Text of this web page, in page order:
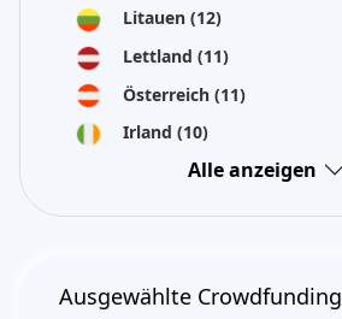
Litauen (12)
Lettland (11)
Österreich (11)
Irland (10)
Alle anzeigen
Ausgewählte Crowdfunding